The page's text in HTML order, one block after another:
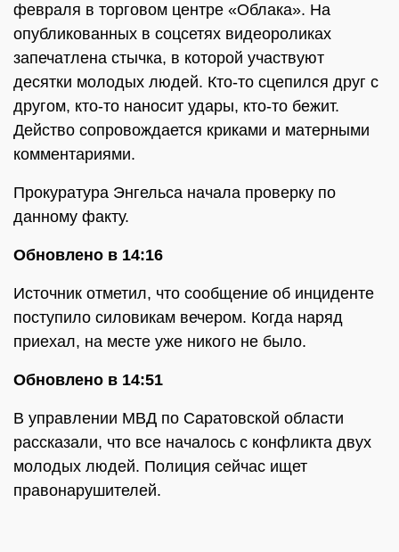
февраля в торговом центре «Облака». На
опубликованных в соцсетях видеороликах
запечатлена стычка, в которой участвуют
десятки молодых людей. Кто-то сцепился друг с
другом, кто-то наносит удары, кто-то бежит.
Действо сопровождается криками и матерными
комментариями.
Прокуратура Энгельса начала проверку по
данному факту.
Обновлено в 14:16
Источник отметил, что сообщение об инциденте
поступило силовикам вечером. Когда наряд
приехал, на месте уже никого не было.
Обновлено в 14:51
В управлении МВД по Саратовской области
рассказали, что все началось с конфликта двух
молодых людей. Полиция сейчас ищет
правонарушителей.